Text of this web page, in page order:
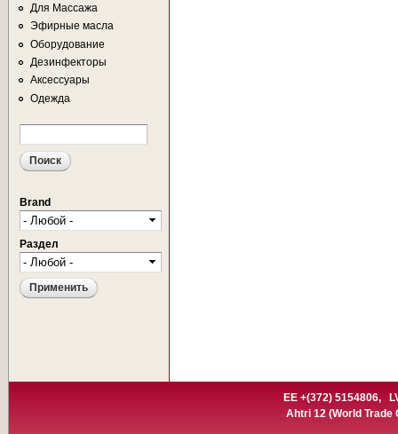
Для Массажа
Эфирные масла
Оборудование
Дезинфекторы
Аксессуары
Одежда
Brand
Раздел
EE +(372) 5154806,
Ahtri 12 (World Trade